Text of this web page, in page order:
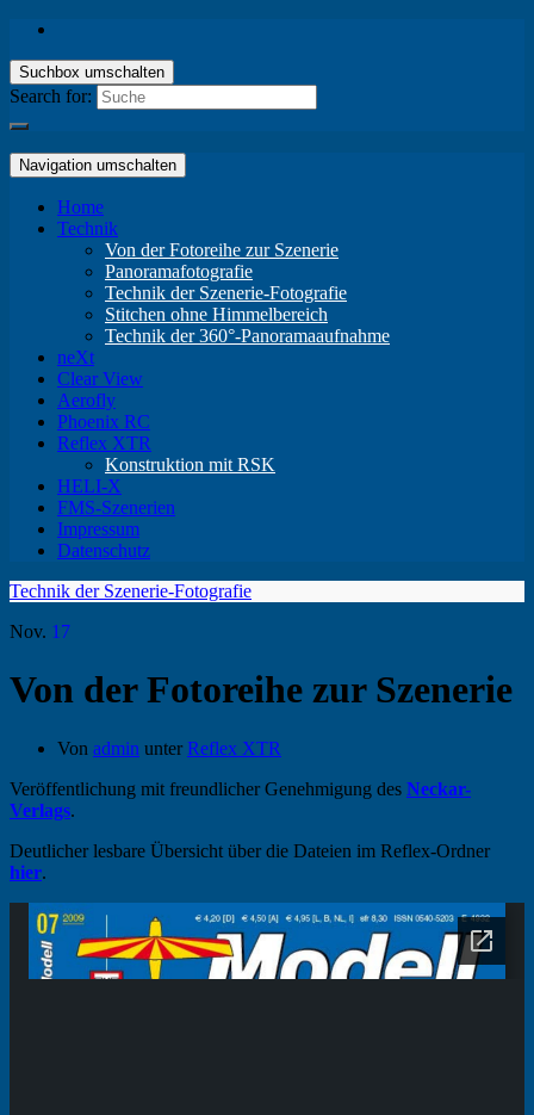
Suchbox umschalten
Search for:
Navigation umschalten
Home
Technik
Von der Fotoreihe zur Szenerie
Panoramafotografie
Technik der Szenerie-Fotografie
Stitchen ohne Himmelbereich
Technik der 360°-Panoramaaufnahme
neXt
Clear View
Aerofly
Phoenix RC
Reflex XTR
Konstruktion mit RSK
HELI-X
FMS-Szenerien
Impressum
Datenschutz
Technik der Szenerie-Fotografie
Nov. 17
Von der Fotoreihe zur Szenerie
Von admin unterReflex XTR
Veröffentlichung mit freundlicher Genehmigung des Neckar-
Verlags.
Deutlicher lesbare Übersicht über die Dateien im Reflex-Ordner
hier.